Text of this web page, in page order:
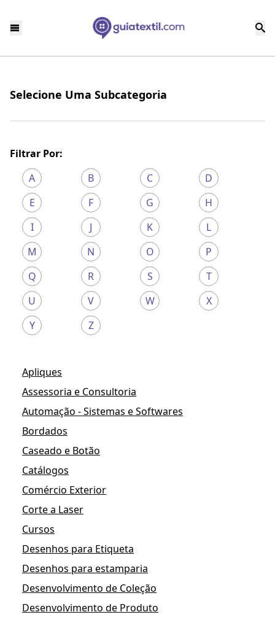
Selecione Uma Subcategoria
Filtrar Por:
A
B C
D
E
F G
H
I
J K
L
M
N O
P
Q
R S
T
U
V W
X
Y
Z
Apliques
Assessoria e Consultoria
Automação - Sistemas e Softwares
Bordados
Caseado e Botão
Catálogos
Comércio Exterior
Corte a Laser
Cursos
Desenhos para Etiqueta
Desenhos para estamparia
Desenvolvimento de Coleção
Desenvolvimento de Produto